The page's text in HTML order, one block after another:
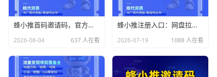
蜂小推首码邀请码，官方顶级注册邀请码
2026-08-04 637 人在看
蜂小推注册入口：网盘拉新一级渠道，全网招募短视频达人！
2026-07-19 1088 人在看